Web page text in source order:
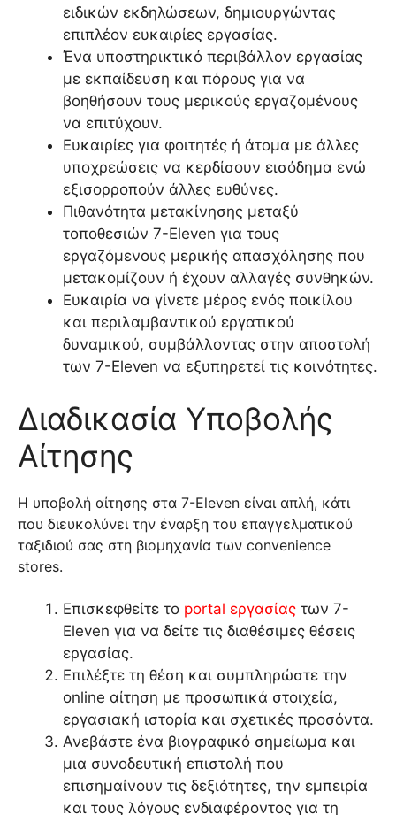
ειδικών εκδηλώσεων, δημιουργώντας
επιπλέον ευκαιρίες εργασίας.
Ένα υποστηρικτικό περιβάλλον εργασίας
με εκπαίδευση και πόρους για να
βοηθήσουν τους μερικούς εργαζομένους
να επιτύχουν.
Ευκαιρίες για φοιτητές ή άτομα με άλλες
υποχρεώσεις να κερδίσουν εισόδημα ενώ
εξισορροπούν άλλες ευθύνες.
Πιθανότητα μετακίνησης μεταξύ
τοποθεσιών 7-Eleven για τους
εργαζόμενους μερικής απασχόλησης που
μετακομίζουν ή έχουν αλλαγές συνθηκών.
Ευκαιρία να γίνετε μέρος ενός ποικίλου
και περιλαμβαντικού εργατικού
δυναμικού, συμβάλλοντας στην αποστολή
των 7-Eleven να εξυπηρετεί τις κοινότητες.
Διαδικασία Υποβολής
Αίτησης
Η υποβολή αίτησης στα 7-Eleven είναι απλή, κάτι
που διευκολύνει την έναρξη του επαγγελματικού
ταξιδιού σας στη βιομηχανία των convenience
stores.
Επισκεφθείτε το portal εργασίας των 7-
Eleven για να δείτε τις διαθέσιμες θέσεις
εργασίας.
Επιλέξτε τη θέση και συμπληρώστε την
online αίτηση με προσωπικά στοιχεία,
εργασιακή ιστορία και σχετικές προσόντα.
Ανεβάστε ένα βιογραφικό σημείωμα και
μια συνοδευτική επιστολή που
επισημαίνουν τις δεξιότητες, την εμπειρία
και τους λόγους ενδιαφέροντος για τη